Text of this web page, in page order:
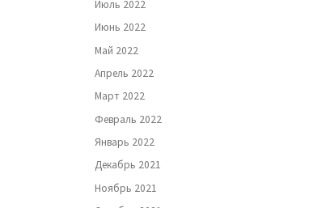
Июль 2022
Июнь 2022
Май 2022
Апрель 2022
Март 2022
Февраль 2022
Январь 2022
Декабрь 2021
Ноябрь 2021